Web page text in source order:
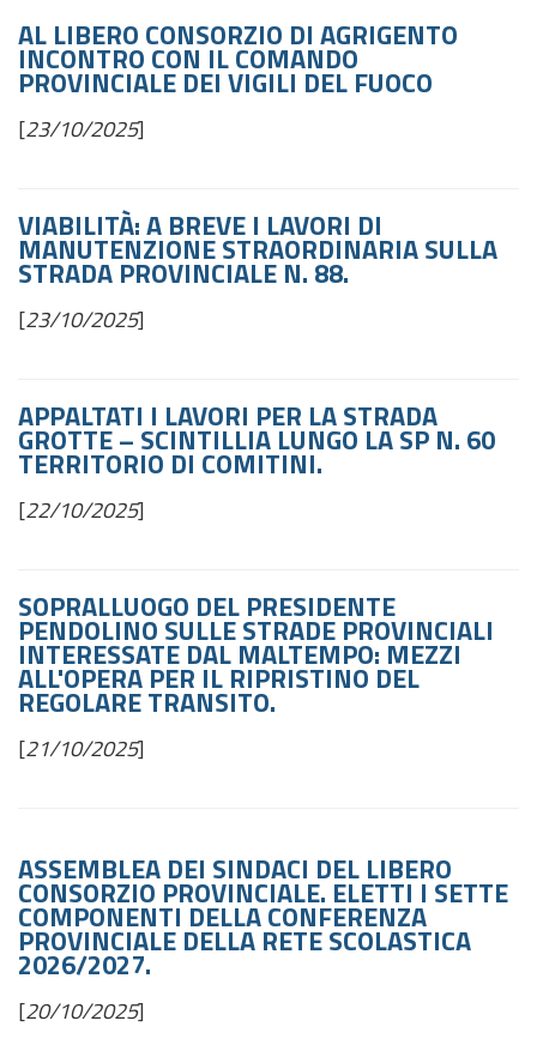
AL LIBERO CONSORZIO DI AGRIGENTO
INCONTRO CON IL COMANDO
PROVINCIALE DEI VIGILI DEL FUOCO
[23/10/2025]
VIABILITÀ: A BREVE I LAVORI DI
MANUTENZIONE STRAORDINARIA SULLA
STRADA PROVINCIALE N. 88.
[23/10/2025]
APPALTATI I LAVORI PER LA STRADA
GROTTE – SCINTILLIA LUNGO LA SP N. 60
TERRITORIO DI COMITINI.
[22/10/2025]
SOPRALLUOGO DEL PRESIDENTE
PENDOLINO SULLE STRADE PROVINCIALI
INTERESSATE DAL MALTEMPO: MEZZI
ALL'OPERA PER IL RIPRISTINO DEL
REGOLARE TRANSITO.
[21/10/2025]
ASSEMBLEA DEI SINDACI DEL LIBERO
CONSORZIO PROVINCIALE. ELETTI I SETTE
COMPONENTI DELLA CONFERENZA
PROVINCIALE DELLA RETE SCOLASTICA
2026/2027.
[20/10/2025]